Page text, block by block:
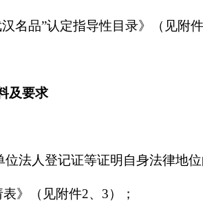
名品”认定指导性目录》（见附件
及要求
法人登记证等证明自身法律地位
》（见附件2、3）；